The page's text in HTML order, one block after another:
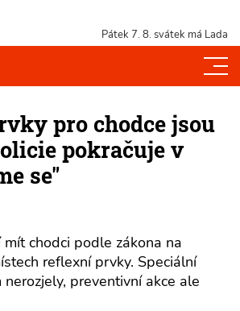
Pátek 7. 8. svátek má Lada
pro chodce jsou
pokračuje v
se"
chodci podle zákona na
reflexní prvky. Speciální
preventivní akce ale